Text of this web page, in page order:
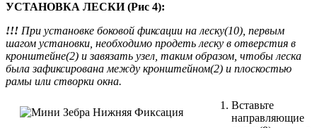
УСТАНОВКА ЛЕСКИ (Рис 4):
!!! При установке боковой фиксации на леску(10), первым
шагом установки, необходимо продеть леску в отверстия в
кронштейне(2) и завязать узел, таким образом, чтобы леска
была зафиксирована между кронштейном(2) и плоскостью
рамы или створки окна.
Вставьте
направляющие